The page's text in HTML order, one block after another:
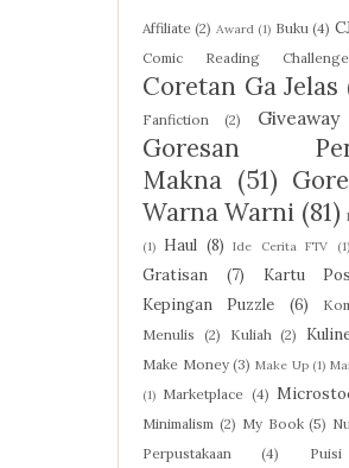
Affiliate (2) Award (1) Buku (4)
Comic Reading Challenge
Coretan Ga Jelas
Fanfiction (2) Giveaway
Goresan
Makna (51)
Warna Warni (81)
(1)
Haul (8) Ide Cerita FTV (1)
Gratisan
(7) Kartu Pos
Kepingan Puzzle
(6)
Menulis (2) Kuliah (2)
Make Money (3) Make Up (1)
(1) Marketplace (4)
Minimalism (2) My Book (5)
Perpustakaan
(4) Puisi